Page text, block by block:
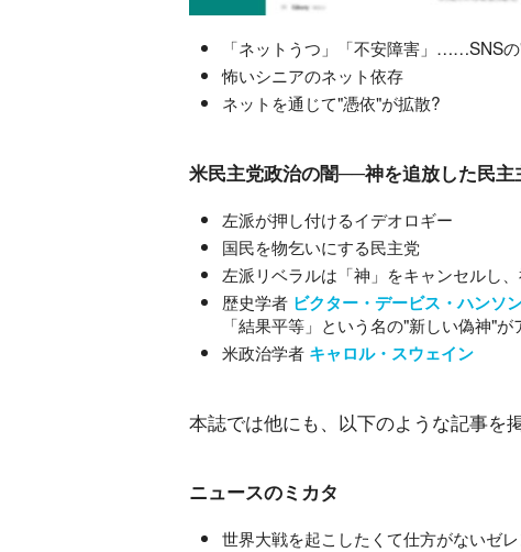
「ネットうつ」「不安障害」……SNS
怖いシニアのネット依存
ネットを通じて"憑依"が拡散?
米民主党政治の闇──神を追放した民主
左派が押し付けるイデオロギー
国民を物乞いにする民主党
左派リベラルは「神」をキャンセルし
歴史学者 ビクター・デービス・ハンソ
「結果平等」という名の"新しい偽神"
米政治学者 キャロル・スウェイン
本誌では他にも、以下のような記事を
ニュースのミカタ
世界大戦を起こしたくて仕方がないゼ